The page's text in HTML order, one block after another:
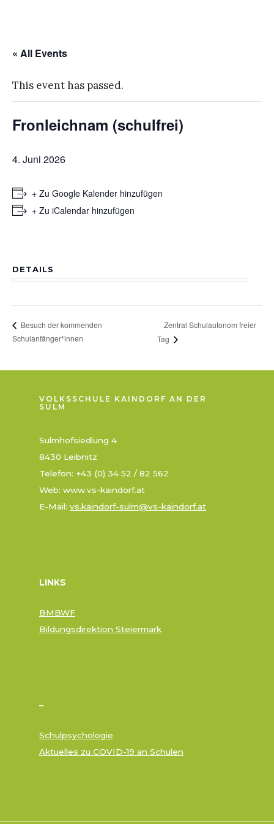
« All Events
This event has passed.
Fronleichnam (schulfrei)
4. Juni 2026
+ Zu Google Kalender hinzufügen
+ Zu iCalendar hinzufügen
DETAILS
Besuch der kommenden
Schulanfänger*innen
Zentral Schulautonom freier
Tag
VOLKSSCHULE KAINDORF AN DER
SULM
Sulmhofsiedlung 4
8430 Leibnitz
Telefon: +43 (0) 34 52 / 82 562
Web: www.vs-kaindorf.at
E-Mail: vs.kaindorf-sulm@vs-kaindorf.at
LINKS
BMBWF
Bildungsdirektion Steiermark
–
Schulpsychologie
Aktuelles zu COVID-19 an Schulen